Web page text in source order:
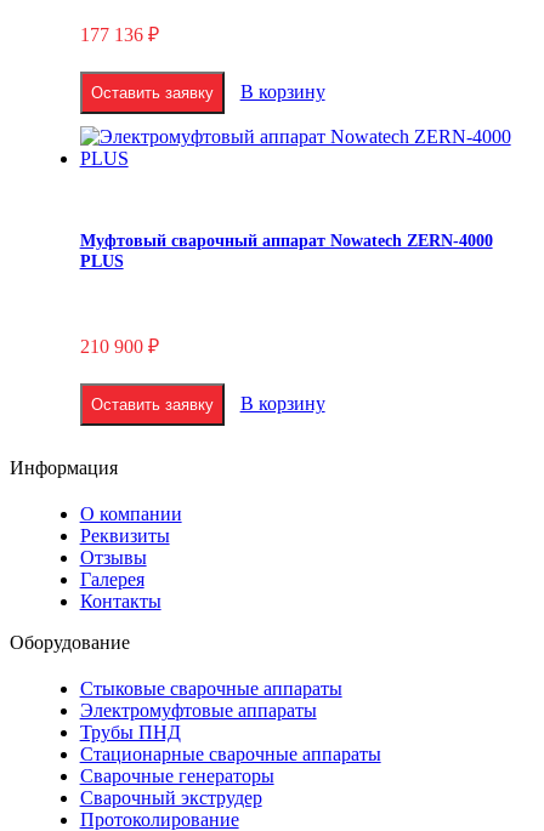
177 136 ₽
Оставить заявку В корзину
Муфтовый сварочный аппарат Nowatech ZERN-4000
PLUS
210 900 ₽
Оставить заявку В корзину
Информация
О компании
Реквизиты
Отзывы
Галерея
Контакты
Оборудование
Стыковые сварочные аппараты
Электромуфтовые аппараты
Трубы ПНД
Стационарные сварочные аппараты
Сварочные генераторы
Сварочный экструдер
Протоколирование